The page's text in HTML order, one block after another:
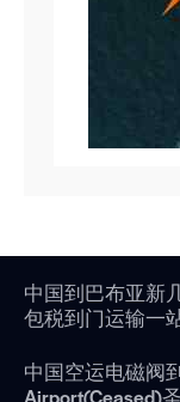
中国到巴布亚新
包税到门运输一
中国空运电磁阀
Airport(Ceased)